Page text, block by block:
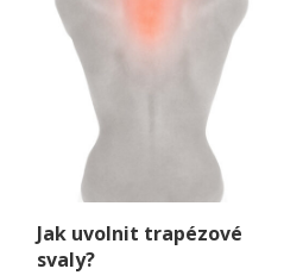
Jak uvolnit trapézové
svaly?